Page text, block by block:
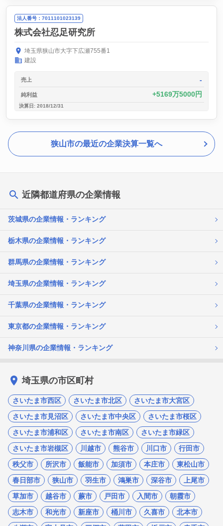
法人番号：7011101023139
株式会社忍足研究所
埼玉県狭山市大字下広瀬755番1
建設
売上 -
純利益 5169万5000円
決算日: 2018/12/31
狭山市の最近の企業決算一覧へ
近隣都道府県の企業情報
茨城県の企業情報・ランキング
栃木県の企業情報・ランキング
群馬県の企業情報・ランキング
埼玉県の企業情報・ランキング
千葉県の企業情報・ランキング
東京都の企業情報・ランキング
神奈川県の企業情報・ランキング
埼玉県の市区町村
さいたま市西区 さいたま市北区
さいたま市大宮区
さいたま市見沼区
さいたま市中央区
さいたま市桜区
さいたま市浦和区
さいたま市南区
さいたま市緑区
さいたま市岩槻区
川越市 熊谷市 川口市
行田市
秩父市
所沢市 飯能市 加須市 本庄市
東松山市
春日部市
狭山市 羽生市 鴻巣市 深谷市
上尾市
草加市
越谷市 蕨市 戸田市 入間市
朝霞市
志木市
和光市 新座市 桶川市 久喜市
北本市